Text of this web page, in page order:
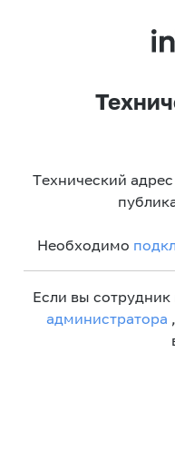
Технический
Необходимо
Если вы сотрудник
администратора